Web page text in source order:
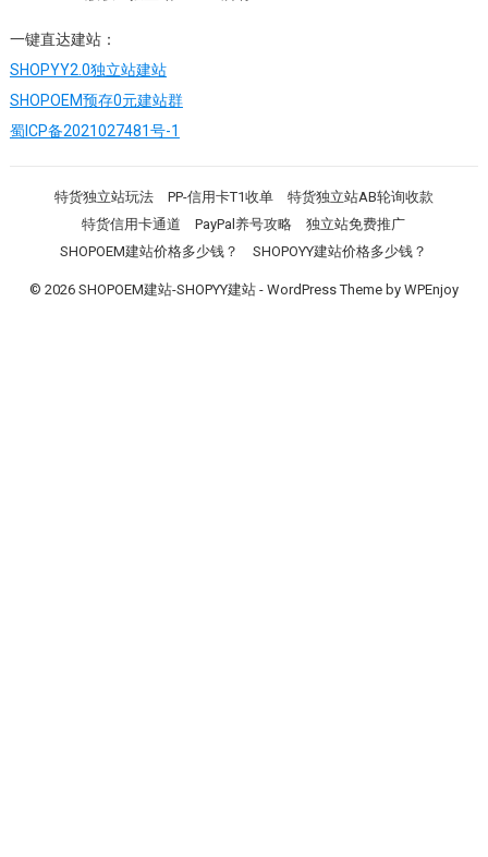
一键直达建站：
SHOPYY2.0独立站建站
SHOPOEM预存0元建站群
蜀ICP备2021027481号-1
特货独立站玩法 PP-信用卡T1收单
特货独立站AB轮询收款
特货信用卡通道
PayPal养号攻略
独立站免费推广
SHOPOEM建站价格多少钱？
SHOPOYY建站价格多少钱？
© 2026 SHOPOEM建站-SHOPYY建站- WordPress Themeby WPEnjoy